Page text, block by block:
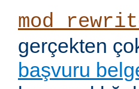
gerçekten
başvuru